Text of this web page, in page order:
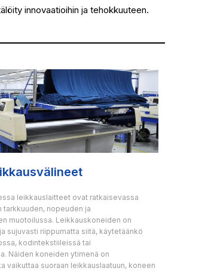
innovaatioihin ja tehokkuuteen.
leikkauslaitteet ovat ratkaisevassa
tarkkuuden, nopeuden ja
muotoilussa. Leikkauskoneiden on
sujuvasti riippumatta siitä, käytetäänkö
kodintekstiileissä tai
Näiden koneiden ytimenä on
vaikuttaa suoraan leikkauslaatuun, koneen